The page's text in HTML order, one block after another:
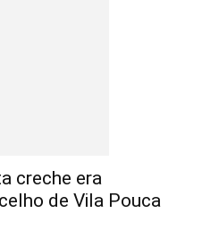
creche era
de Vila Pouca